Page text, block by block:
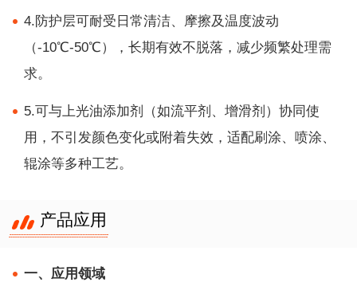
4.防护层可耐受日常清洁、摩擦及温度波动
（-10℃-50℃），长期有效不脱落，减少频繁处理需
求。
5.可与上光油添加剂（如流平剂、增滑剂）协同使
用，不引发颜色变化或附着失效，适配刷涂、喷涂、
辊涂等多种工艺。
产品应用
一、应用领域